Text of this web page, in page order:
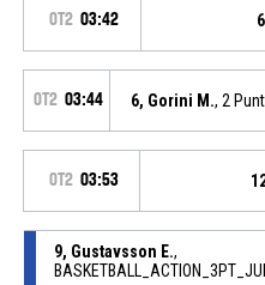
OT2 03:42
OT2 03:44 6, Gorini M., 2
OT2 03:53
9, Gustavsson E.,